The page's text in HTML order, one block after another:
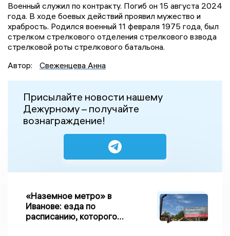
Военный служил по контракту. Погиб он 15 августа 2024
года. В ходе боевых действий проявил мужество и
храбрость. Родился военный 11 февраля 1975 года, был
стрелком стрелкового отделения стрелкового взвода
стрелковой роты стрелкового батальона.
Автор:
Свеженцева Анна
Присылайте новости нашему
Дежурному – получайте
вознаграждение!
«Наземное метро» в
Иванове: езда по
расписанию, которого